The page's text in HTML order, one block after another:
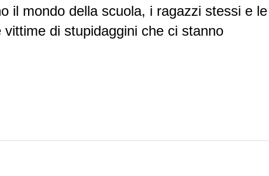
il mondo della scuola, i ragazzi stessi e le
di stupidaggini che ci stanno